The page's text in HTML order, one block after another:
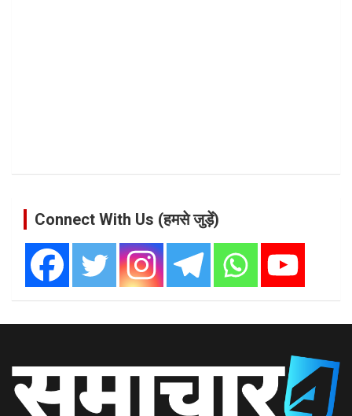
Connect With Us (हमसे जुड़ें)